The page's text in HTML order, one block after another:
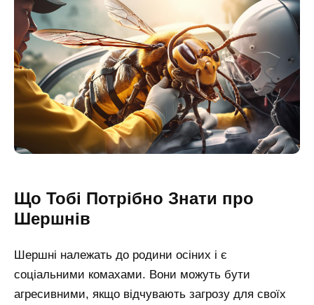
Що Тобі Потрібно Знати про
Шершнів
Шершні належать до родини осіних і є
соціальними комахами. Вони можуть бути
агресивними, якщо відчувають загрозу для своїх